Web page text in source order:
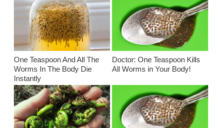
One Teaspoon And All The
Worms In The Body Die
Instantly
Doctor: One Teaspoon Kills
All Worms in Your Body!